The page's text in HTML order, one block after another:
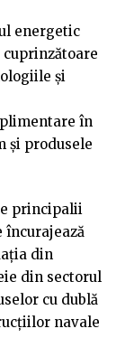
energetic
și
în
și produsele
principalii
încurajează
din
din sectorul
cu dublă
navale